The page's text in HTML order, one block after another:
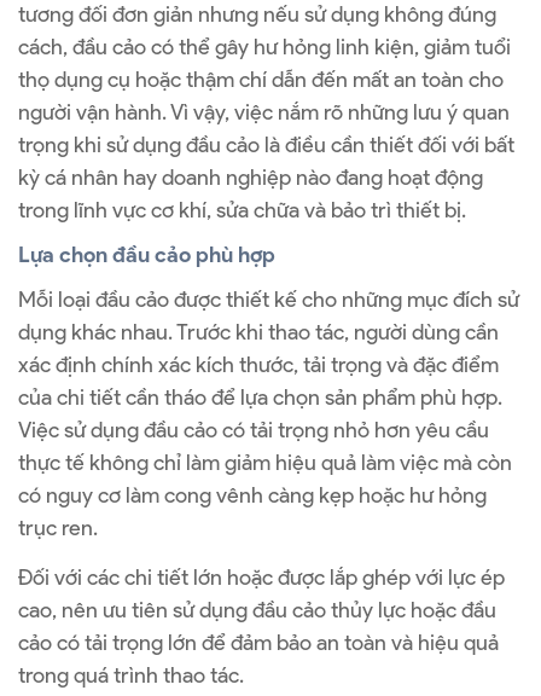
tương đối đơn giản nhưng nếu sử dụng không đúng
cách, đầu cảo có thể gây hư hỏng linh kiện, giảm tuổi
thọ dụng cụ hoặc thậm chí dẫn đến mất an toàn cho
người vận hành. Vì vậy, việc nắm rõ những lưu ý quan
trọng khi sử dụng đầu cảo là điều cần thiết đối với bất
kỳ cá nhân hay doanh nghiệp nào đang hoạt động
trong lĩnh vực cơ khí, sửa chữa và bảo trì thiết bị.
Lựa chọn đầu cảo phù hợp
Mỗi loại đầu cảo được thiết kế cho những mục đích sử
dụng khác nhau. Trước khi thao tác, người dùng cần
xác định chính xác kích thước, tải trọng và đặc điểm
của chi tiết cần tháo để lựa chọn sản phẩm phù hợp.
Việc sử dụng đầu cảo có tải trọng nhỏ hơn yêu cầu
thực tế không chỉ làm giảm hiệu quả làm việc mà còn
có nguy cơ làm cong vênh càng kẹp hoặc hư hỏng
trục ren.
Đối với các chi tiết lớn hoặc được lắp ghép với lực ép
cao, nên ưu tiên sử dụng đầu cảo thủy lực hoặc đầu
cảo có tải trọng lớn để đảm bảo an toàn và hiệu quả
trong quá trình thao tác.